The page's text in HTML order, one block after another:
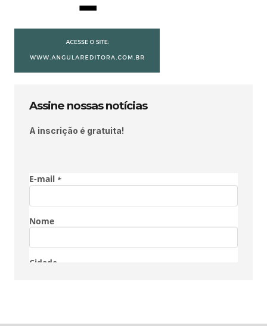
Assine nossas notícias
A inscrição é gratuita!